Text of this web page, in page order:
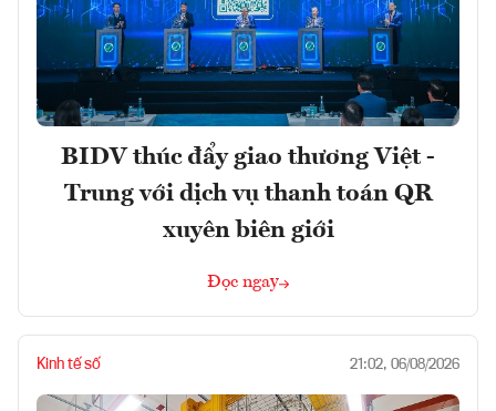
BIDV thúc đẩy giao thương Việt -
Trung với dịch vụ thanh toán QR
xuyên biên giới
Đọc ngay
Kinh tế số 21:02, 06/08/2026